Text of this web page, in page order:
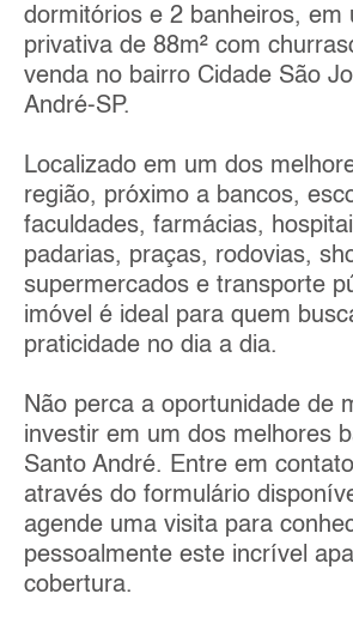
dormitórios e 2 banheiros, em
privativa de 88m² com
venda no bairro Cidade São
André-SP.
Localizado em um dos
região, próximo a bancos,
faculdades, farmácias,
padarias, praças, rodovias,
supermercados e transporte
imóvel é ideal para quem
praticidade no dia a dia.
Não perca a oportunidade de
investir em um dos melhores
Santo André. Entre em
através do formulário
agende uma visita para
pessoalmente este incrível
cobertura.